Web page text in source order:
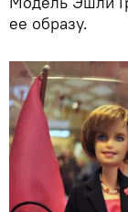
ее образу.